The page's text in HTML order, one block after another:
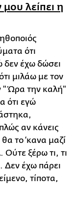
λείπει η
ότι
δεν έχω δώσει
μιλάω με τον
"Ώρα την καλή"
ότι εγώ
αν κάνεις
το ‘κανα μαζί
Ούτε ξέρω τι, τι
Δεν έχω πάρει
τίποτα,